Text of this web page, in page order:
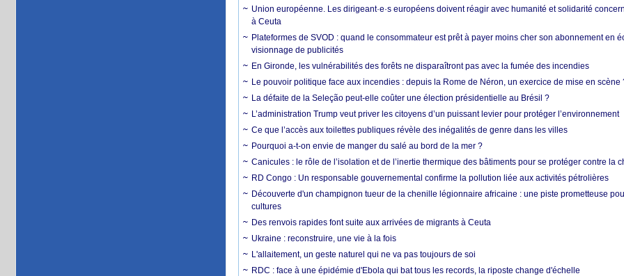
Union européenne. Les dirigeant·e·s européens doivent réagir avec humanité et solidarité
à Ceuta
Plateformes de SVOD : quand le consommateur est prêt à payer moins cher son abonnement en
visionnage de publicités
En Gironde, les vulnérabilités des forêts ne disparaîtront pas avec la fumée des incendies
Le pouvoir politique face aux incendies : depuis la Rome de Néron, un exercice de mise en scène
La défaite de la Seleção peut-elle coûter une élection présidentielle au Brésil ?
L’administration Trump veut priver les citoyens d’un puissant levier pour protéger l’environnement
Ce que l’accès aux toilettes publiques révèle des inégalités de genre dans les villes
Pourquoi a-t-on envie de manger du salé au bord de la mer ?
Canicules : le rôle de l’isolation et de l’inertie thermique des bâtiments pour se protéger contre la
RD Congo : Un responsable gouvernemental confirme la pollution liée aux activités pétrolières
Découverte d'un champignon tueur de la chenille légionnaire africaine : une piste prometteuse
cultures
Des renvois rapides font suite aux arrivées de migrants à Ceuta
Ukraine : reconstruire, une vie à la fois
L'allaitement, un geste naturel qui ne va pas toujours de soi
RDC : face à une épidémie d'Ebola qui bat tous les records, la riposte change d'échelle